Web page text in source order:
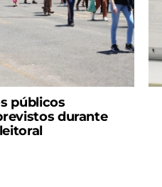
públicos
durante